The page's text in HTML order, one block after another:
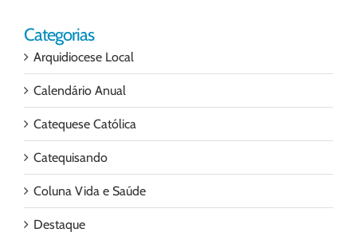
Categorias
Arquidiocese Local
Calendário Anual
Catequese Católica
Catequisando
Coluna Vida e Saúde
Destaque